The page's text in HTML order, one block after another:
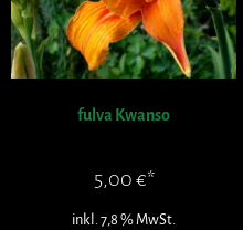
fulva Kwanso
5,00 €
inkl. 7,8 % MwSt.